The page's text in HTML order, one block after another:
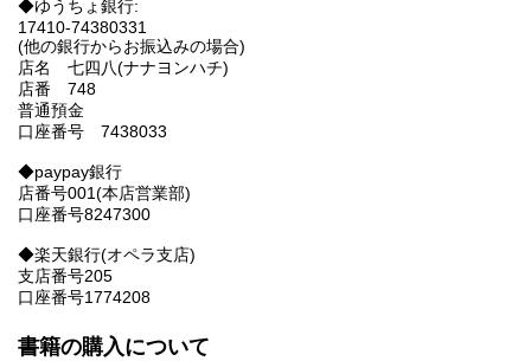
◆ゆうちょ銀行:
17410-74380331
(他の銀行からお振込みの場合)
店名 七四八(ナナヨンハチ)
店番 748
普通預金
口座番号 7438033
◆paypay銀行
店番号001(本店営業部)
口座番号8247300
◆楽天銀行(オペラ支店)
支店番号205
口座番号1774208
書籍の購入について